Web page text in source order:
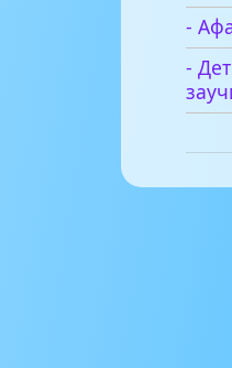
-
-